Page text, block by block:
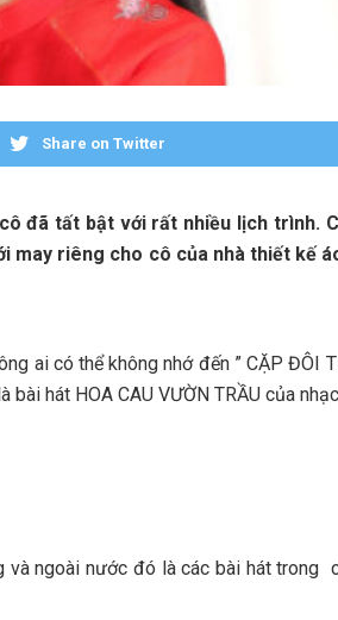
Share on Twitter
đã tất bật với rất nhiều lịch trình.
may riêng cho cô của nhà thiết kế
ai có thể không nhớ đến ” CẶP ĐÔI
hát HOA CAU VƯỜN TRẦU của
và ngoài nước đó là các bài hát trong